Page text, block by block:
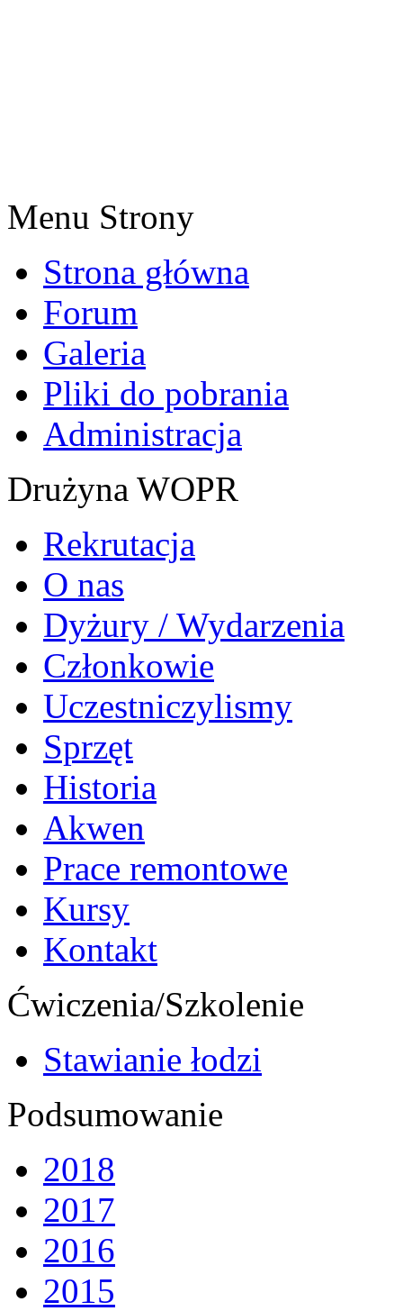
Menu Strony
Strona główna
Forum
Galeria
Pliki do pobrania
Administracja
Drużyna WOPR
Rekrutacja
O nas
Dyżury / Wydarzenia
Członkowie
Uczestniczylismy
Sprzęt
Historia
Akwen
Prace remontowe
Kursy
Kontakt
Ćwiczenia/Szkolenie
Stawianie łodzi
Podsumowanie
2018
2017
2016
2015